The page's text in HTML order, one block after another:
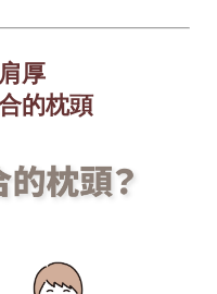
厚
的枕頭